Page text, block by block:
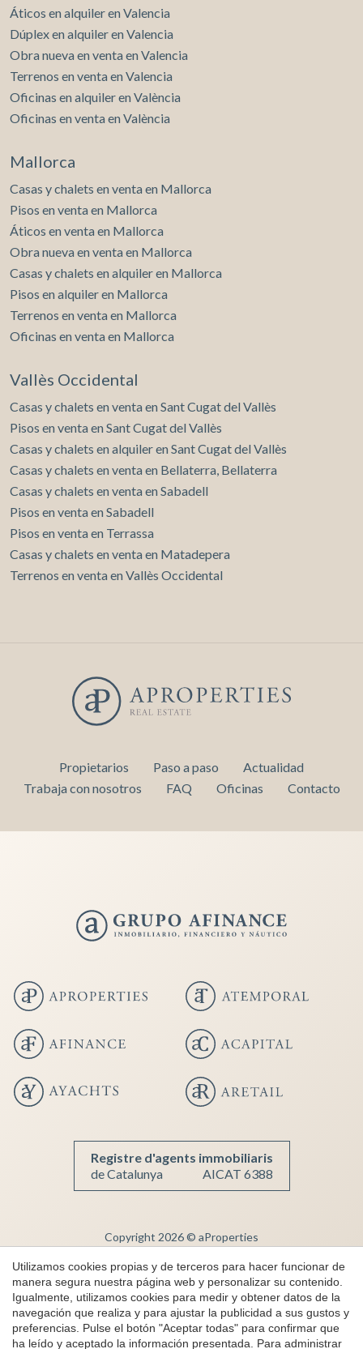
Áticos en alquiler en Valencia
Dúplex en alquiler en Valencia
Obra nueva en venta en Valencia
Terrenos en venta en Valencia
Oficinas en alquiler en València
Oficinas en venta en València
Mallorca
Casas y chalets en venta en Mallorca
Pisos en venta en Mallorca
Áticos en venta en Mallorca
Obra nueva en venta en Mallorca
Casas y chalets en alquiler en Mallorca
Pisos en alquiler en Mallorca
Terrenos en venta en Mallorca
Oficinas en venta en Mallorca
Vallès Occidental
Casas y chalets en venta en Sant Cugat del Vallès
Pisos en venta en Sant Cugat del Vallès
Casas y chalets en alquiler en Sant Cugat del Vallès
Casas y chalets en venta en Bellaterra, Bellaterra
Casas y chalets en venta en Sabadell
Pisos en venta en Sabadell
Pisos en venta en Terrassa
Casas y chalets en venta en Matadepera
Terrenos en venta en Vallès Occidental
Propietarios Paso a paso
Actualidad
Trabaja con nosotros
FAQ Oficinas Contacto
Registre d'agents immobiliaris
de Catalunya
AICAT 6388
Copyright 2026 © aProperties
Inmobiliaria de lujo
AICAT 6388
Aviso Legal
Política de Privacidad
Utilizamos cookies propias y de terceros para hacer funcionar de
manera segura nuestra página web y personalizar su contenido.
Igualmente, utilizamos cookies para medir y obtener datos de la
navegación que realiza y para ajustar la publicidad a sus gustos y
preferencias. Pulse el botón "Aceptar todas" para confirmar que
ha leído y aceptado la información presentada. Para administrar